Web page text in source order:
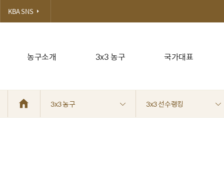
농구소개 3x3 농구 국가대표
KBA SNS
3x3 농구 3x3 선수랭킹